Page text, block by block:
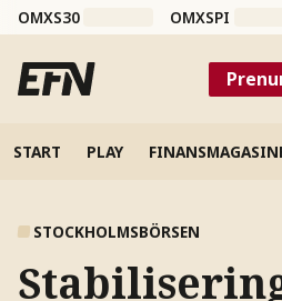
OMXS30 OMXSPI
START PLAY
STOCKHOLMSBÖRSEN